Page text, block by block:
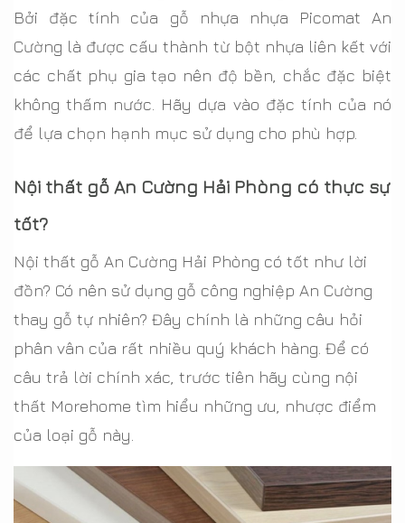
Bởi đặc tính của gỗ nhựa nhựa Picomat An
Cường là được cấu thành từ bột nhựa liên kết với
các chất phụ gia tạo nên độ bền, chắc đặc biệt
không thấm nước. Hãy dựa vào đặc tính của nó
để lựa chọn hạnh mục sử dụng cho phù hợp.
Nội thất gỗ An Cường Hải Phòng có thực sự
tốt?
Nội thất gỗ An Cường Hải Phòng có tốt như lời
đồn? Có nên sử dụng gỗ công nghiệp An Cường
thay gỗ tự nhiên? Đây chính là những câu hỏi
phân vân của rất nhiều quý khách hàng. Để có
câu trả lời chính xác, trước tiên hãy cùng nội
thất Morehome tìm hiểu những ưu, nhược điểm
của loại gỗ này.